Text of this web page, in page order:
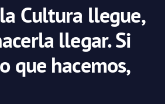
Cultura llegue,
llegar. Si
que hacemos,